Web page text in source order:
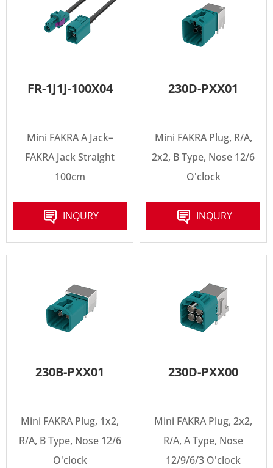
FR-1J1J-100X04
Mini FAKRA A Jack–
FAKRA Jack Straight
100cm
INQURY
230D-PXX01
Mini FAKRA Plug, R/A,
2x2, B Type, Nose 12/6
O'clock
INQURY
230B-PXX01
Mini FAKRA Plug, 1x2,
R/A, B Type, Nose 12/6
O'clock
230D-PXX00
Mini FAKRA Plug, 2x2,
R/A, A Type, Nose
12/9/6/3 O'clock